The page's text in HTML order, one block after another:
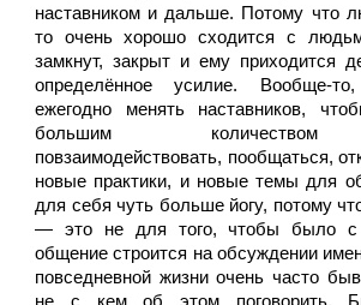
наставником и дальше. Потому что
то очень хорошо сходится с
замкнут, закрыт и ему приходится
определённое усилие. Вообще-то,
ежегодно менять наставников,
большим количеством
повзаимодействовать, пообщаться,
новые практики, и новые темы для
для себя чуть больше йогу, потому
— это не для того, чтобы было с
общение строится на обсуждении
повседневной жизни очень часто
не с кем об этом поговорить.